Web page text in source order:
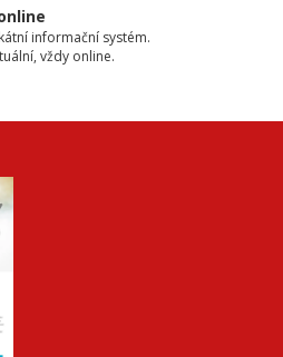
informační systém.
vždy online.